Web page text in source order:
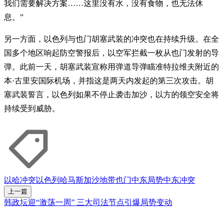
我们需要解决方案……这里没有水，没有食物，也无法休
息。”
另一方面，以色列与也门胡塞武装的冲突也在持续升级。在全
国多个地区响起防空警报后，以空军拦截一枚从也门发射的导
弹。此前一天，胡塞武装宣称用弹道导弹瞄准特拉维夫附近的
本·古里安国际机场，并指这是两天内发起的第三次攻击。胡
塞武装誓言，以色列如果不停止袭击加沙，以方的领空安全将
持续受到威胁。
以哈冲突 以色列 哈马斯加沙地带也门中东局势中东冲突
上一篇
韩政坛迎“激荡一周” 三大司法节点引爆局势变动